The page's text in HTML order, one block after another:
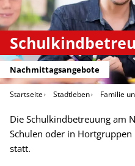
Nachmittagsangebote
Startseite Stadtleben Familie
Die Schulkindbetreuung am
Schulen oder in
statt.